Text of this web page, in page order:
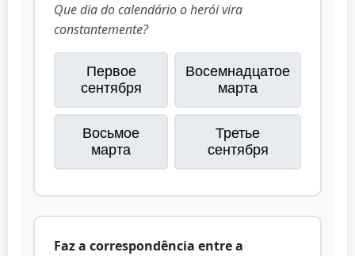
Que dia do calendário o herói vira
constantemente?
Первое
сентября
Восемнадцатое
марта
Восьмое
марта
Третье
сентября
Faz a correspondência entre a